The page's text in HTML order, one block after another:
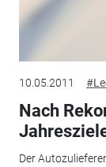
10.05.2011
Nach
Der